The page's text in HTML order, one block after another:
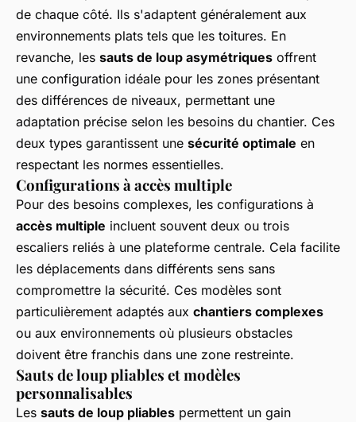
de chaque côté. Ils s'adaptent généralement aux
environnements plats tels que les toitures. En
revanche, les sauts de loup asymétriques offrent
une configuration idéale pour les zones présentant
des différences de niveaux, permettant une
adaptation précise selon les besoins du chantier. Ces
deux types garantissent une sécurité optimale en
respectant les normes essentielles.
Configurations à accès multiple
Pour des besoins complexes, les configurations à
accès multiple incluent souvent deux ou trois
escaliers reliés à une plateforme centrale. Cela facilite
les déplacements dans différents sens sans
compromettre la sécurité. Ces modèles sont
particulièrement adaptés aux chantiers complexes
ou aux environnements où plusieurs obstacles
doivent être franchis dans une zone restreinte.
Sauts de loup pliables et modèles
personnalisables
Les sauts de loup pliables permettent un gain